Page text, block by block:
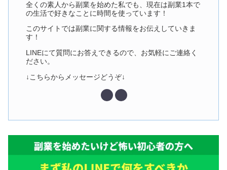
全くの素人から副業を始めた私でも、現在は副業1本で
の生活で好きなことに時間を使っています！
このサイトでは副業に関する情報をお伝えしていきま
す！
LINEにて質問にお答えできるので、お気軽にご連絡く
ださい。
↓こちらからメッセージどうぞ↓